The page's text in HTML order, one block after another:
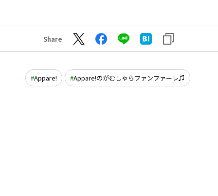
Share
Appare! Appare!のがむしゃらファンファーレ♫